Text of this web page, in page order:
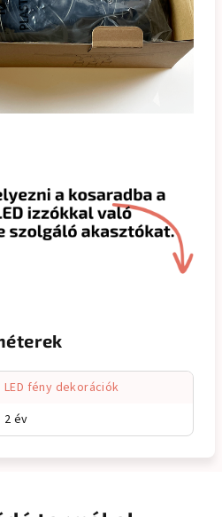
LED fény dekorációk
2 év